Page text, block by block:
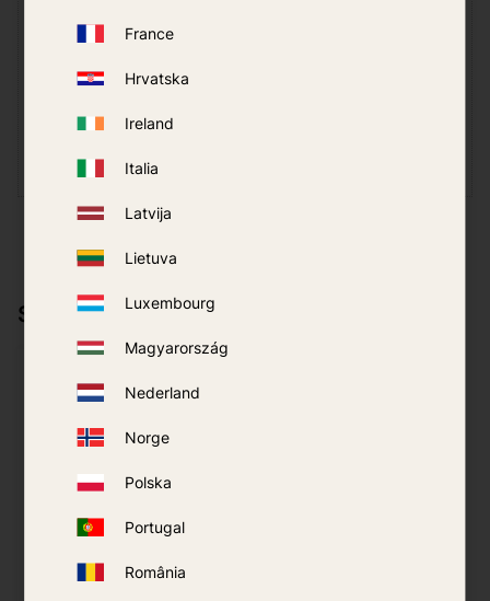
France
Hrvatska
Ireland
Italia
Latvija
Lietuva
Luxembourg
Magyarország
Nederland
Norge
Polska
Portugal
România
Hindamiseks klõpsa tärnil
Sobib hästi koos